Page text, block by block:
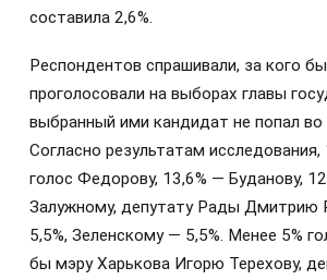
составила 2,6%.
Респондентов спрашивали, за кого
проголосовали на выборах главы
выбранный ими кандидат не попал во
Согласно результатам
голос Федорову, 13,6% — Буданову,
Залужному, депутату Рады Дмитрию
5,5%, Зеленскому — 5,5%. Менее 5%
бы мэру Харькова Игорю Терехову,